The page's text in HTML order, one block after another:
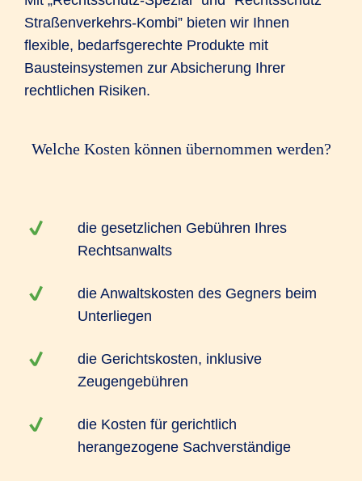
Straßenverkehrs-Kombi” bieten wir Ihnen
flexible, bedarfsgerechte Produkte mit
Bausteinsystemen zur Absicherung Ihrer
rechtlichen Risiken.
Welche Kosten können übernommen werden?
die gesetzlichen Gebühren Ihres
Rechtsanwalts
die Anwaltskosten des Gegners beim
Unterliegen
die Gerichtskosten, inklusive
Zeugengebühren
die Kosten für gerichtlich
herangezogene Sachverständige